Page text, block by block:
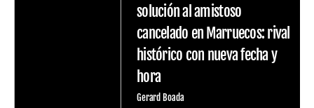
solución al amistoso
cancelado en Marruecos: rival
histórico con nueva fecha y
hora
Gerard Boada